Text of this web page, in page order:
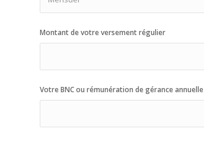
Montant de votre versement régulier
Votre BNC ou rémunération de gérance annuelle